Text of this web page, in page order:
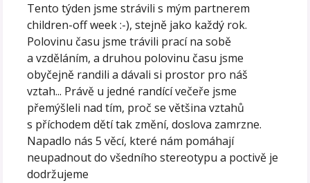
Tento týden jsme strávili s mým partnerem
children-off week :-), stejně jako každý rok.
Polovinu času jsme trávili prací na sobě
a vzděláním, a druhou polovinu času jsme
obyčejně randili a dávali si prostor pro náš
vztah... Právě u jedné randící večeře jsme
přemýšleli nad tím, proč se většina vztahů
s příchodem dětí tak změní, doslova zamrzne.
Napadlo nás 5 věcí, které nám pomáhají
neupadnout do všedního stereotypu a poctivě je
dodržujeme